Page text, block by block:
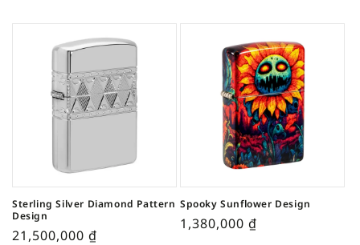
Sterling Silver Diamond Pattern
Design
21,500,000 ₫
Spooky Sunflower Design
1,380,000 ₫